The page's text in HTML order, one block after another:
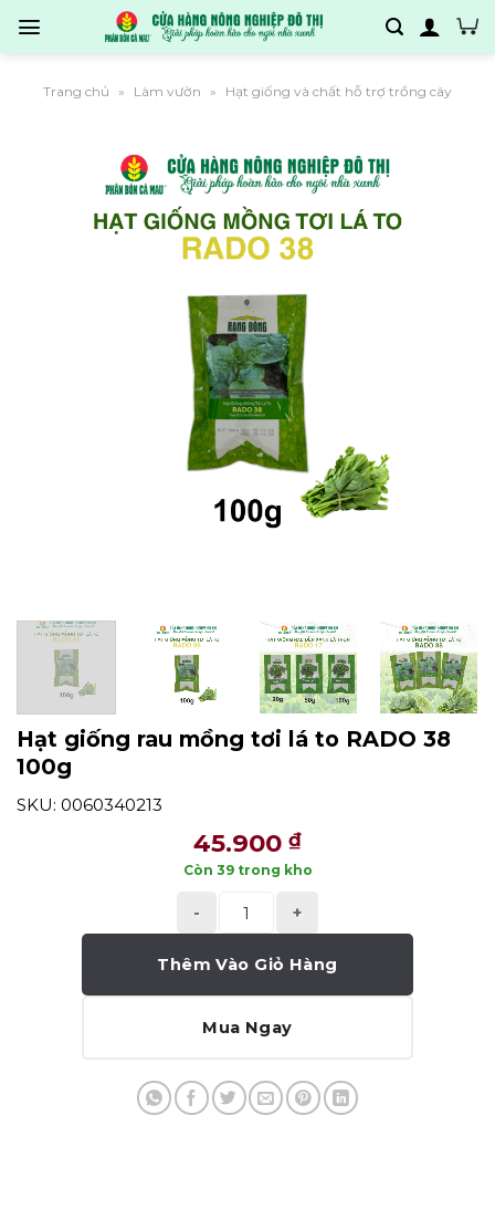
qua
Trang chủ Làm vườn Hạt giống và chất hỗ trợ trồng cây
Hạt giống rau mồng tơi lá to RADO 38
100g
SKU: 0060340213
45.900 ₫
Còn 39 trong kho
Thêm Vào Giỏ Hàng
Mua Ngay